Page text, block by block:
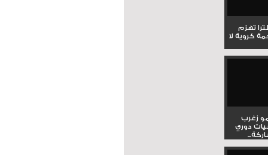
تهزم
ملحمة كروية لا
زغرب
دوري